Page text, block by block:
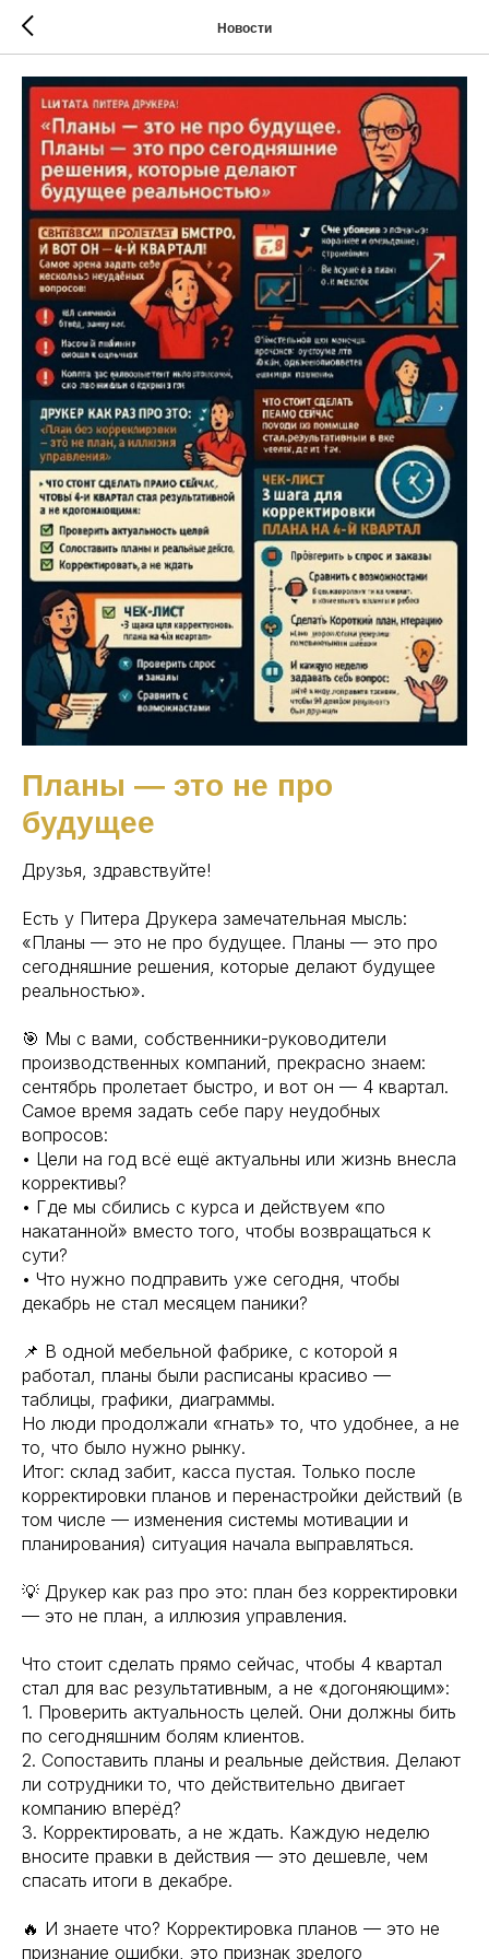
Новости
Планы — это не про
будущее
Друзья, здравствуйте!
Есть у Питера Друкера замечательная мысль:
«Планы — это не про будущее. Планы — это про
сегодняшние решения, которые делают будущее
реальностью».
🎯 Мы с вами, собственники-руководители
производственных компаний, прекрасно знаем:
сентябрь пролетает быстро, и вот он — 4 квартал.
Самое время задать себе пару неудобных
вопросов:
• Цели на год всё ещё актуальны или жизнь внесла
коррективы?
• Где мы сбились с курса и действуем «по
накатанной» вместо того, чтобы возвращаться к
сути?
• Что нужно подправить уже сегодня, чтобы
декабрь не стал месяцем паники?
📌 В одной мебельной фабрике, с которой я
работал, планы были расписаны красиво —
таблицы, графики, диаграммы.
Но люди продолжали «гнать» то, что удобнее, а не
то, что было нужно рынку.
Итог: склад забит, касса пустая. Только после
корректировки планов и перенастройки действий (в
том числе — изменения системы мотивации и
планирования) ситуация начала выправляться.
💡 Друкер как раз про это: план без корректировки
— это не план, а иллюзия управления.
Что стоит сделать прямо сейчас, чтобы 4 квартал
стал для вас результативным, а не «догоняющим»:
1. Проверить актуальность целей. Они должны бить
по сегодняшним болям клиентов.
2. Сопоставить планы и реальные действия. Делают
ли сотрудники то, что действительно двигает
компанию вперёд?
3. Корректировать, а не ждать. Каждую неделю
вносите правки в действия — это дешевле, чем
спасать итоги в декабре.
🔥 И знаете что? Корректировка планов — это не
признание ошибки, это признак зрелого